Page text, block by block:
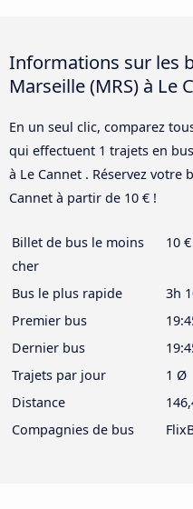
Informations sur les
Marseille (MRS) à Le
En un seul clic, comparez
qui effectuent 1 trajets en
à Le Cannet . Réservez
Cannet à partir de 10 € !
Billet de bus le moins
cher
10 €
Bus le plus rapide
3h
Premier bus
Dernier bus
Trajets par jour
1 Ø
Distance
Compagnies de bus